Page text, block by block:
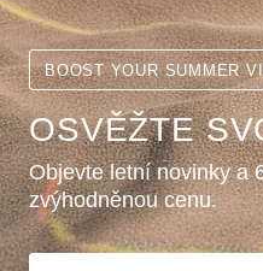
BOOST YOUR SUMMER
OSVĚŽTE
Objevte letní novinky a
zvýhodněnou cenu.